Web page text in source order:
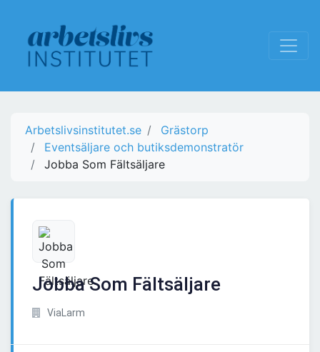
Arbetslivsinstitutet.se
Grästorp
Eventsäljare och butiksdemonstratör
Jobba Som Fältsäljare
Jobba Som Fältsäljare
ViaLarm